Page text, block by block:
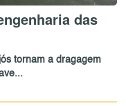
das
tornam a dragagem